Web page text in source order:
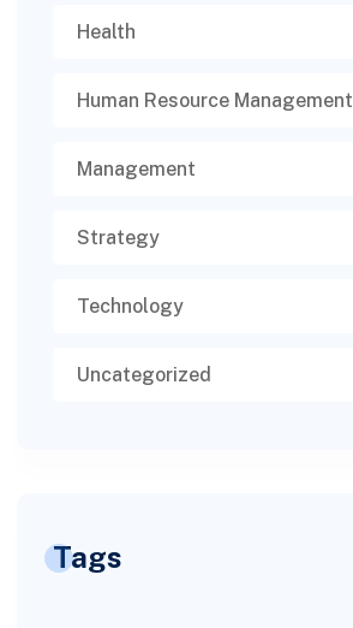
Health
Human Resource Management
Management
Strategy
Technology
Uncategorized
Tags